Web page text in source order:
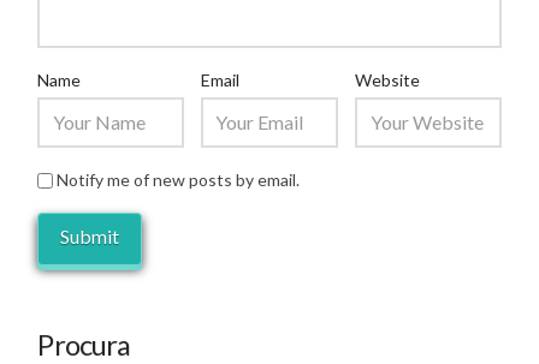
Name Email Website
Notify me of new posts by email.
Procura